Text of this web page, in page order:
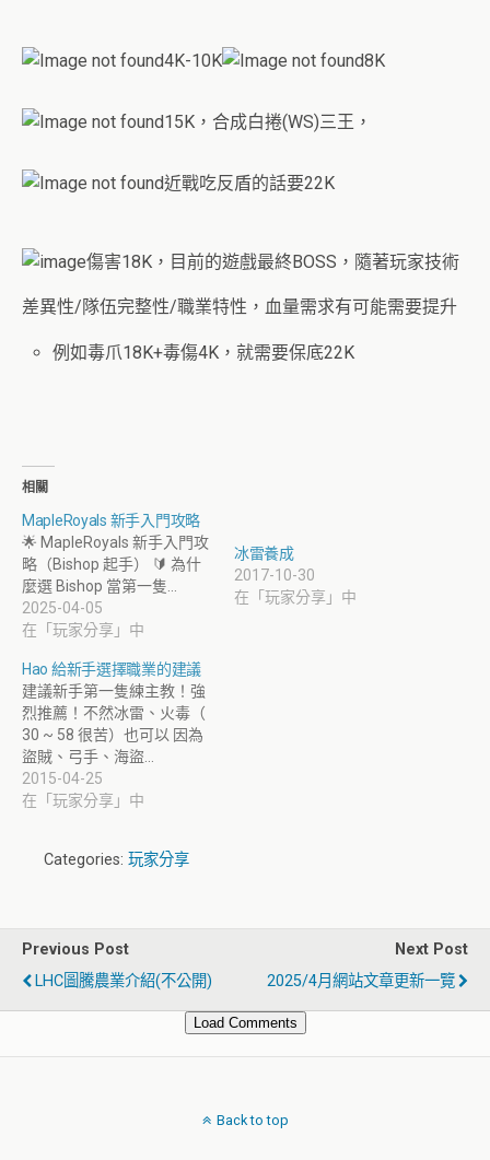
4K-10K 8K
15K，合成白捲(WS)三王，
近戰吃反盾的話要22K
傷害18K，目前的遊戲最終BOSS，隨著玩家技術
差異性/隊伍完整性/職業特性，血量需求有可能需要提升
例如毒爪18K+毒傷4K，就需要保底22K
相關
MapleRoyals 新手入門攻略
🌟 MapleRoyals 新手入門攻
略（Bishop 起手） 🔰 為什
麼選 Bishop 當第一隻…
2025-04-05
在「玩家分享」中
冰雷養成
2017-10-30
在「玩家分享」中
Hao 給新手選擇職業的建議
建議新手第一隻練主教！強
烈推薦！不然冰雷、火毒（
30 ~ 58 很苦）也可以 因為
盜賊、弓手、海盜…
2015-04-25
在「玩家分享」中
Categories: 玩家分享
Previous Post
LHC圖騰農業介紹(不公開)
Next Post
2025/4月網站文章更新一覽
Load Comments
Back to top